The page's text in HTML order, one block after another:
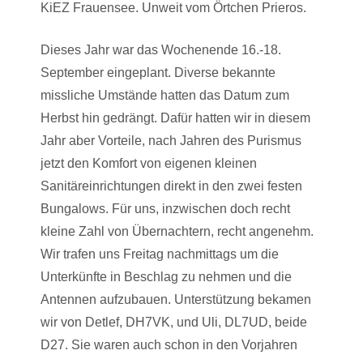
KiEZ Frauensee. Unweit vom Örtchen Prieros.
Dieses Jahr war das Wochenende 16.-18.
September eingeplant. Diverse bekannte
missliche Umstände hatten das Datum zum
Herbst hin gedrängt. Dafür hatten wir in diesem
Jahr aber Vorteile, nach Jahren des Purismus
jetzt den Komfort von eigenen kleinen
Sanitäreinrichtungen direkt in den zwei festen
Bungalows. Für uns, inzwischen doch recht
kleine Zahl von Übernachtern, recht angenehm.
Wir trafen uns Freitag nachmittags um die
Unterkünfte in Beschlag zu nehmen und die
Antennen aufzubauen. Unterstützung bekamen
wir von Detlef, DH7VK, und Uli, DL7UD, beide
D27. Sie waren auch schon in den Vorjahren